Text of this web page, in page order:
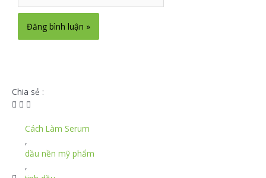
Chia sẻ :
Cách Làm Serum
,
dầu nền mỹ phẩm
,